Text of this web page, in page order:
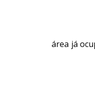
área já